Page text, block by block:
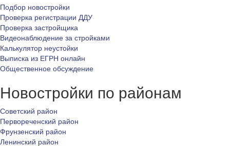
Подбор новостройки
Проверка регистрации ДДУ
Проверка застройщика
Видеонаблюдение за стройками
Калькулятор неустойки
Выписка из ЕГРН онлайн
Общественное обсуждение
Новостройки по районам
Советский район
Первореченский район
Фрунзенский район
Ленинский район